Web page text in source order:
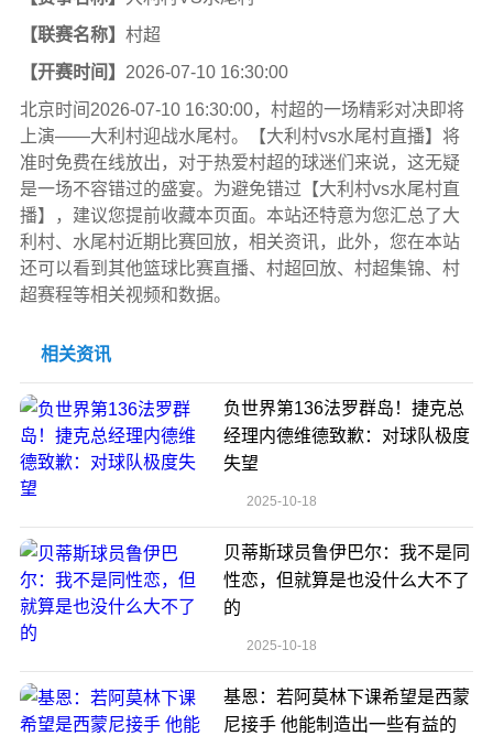
【联赛名称】 村超
【开赛时间】 2026-07-10 16:30:00
北京时间2026-07-10 16:30:00，村超的一场精彩对决即将
上演——大利村迎战水尾村。【大利村vs水尾村直播】将
准时免费在线放出，对于热爱村超的球迷们来说，这无疑
是一场不容错过的盛宴。为避免错过【大利村vs水尾村直
播】，建议您提前收藏本页面。本站还特意为您汇总了大
利村、水尾村近期比赛回放，相关资讯，此外，您在本站
还可以看到其他篮球比赛直播、村超回放、村超集锦、村
超赛程等相关视频和数据。
相关资讯
负世界第136法罗群岛！捷克总
经理内德维德致歉：对球队极度
失望
2025-10-18
贝蒂斯球员鲁伊巴尔：我不是同
性恋，但就算是也没什么大不了
的
2025-10-18
基恩：若阿莫林下课希望是西蒙
尼接手 他能制造出一些有益的